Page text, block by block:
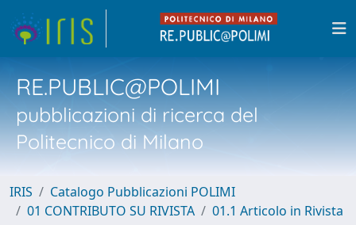
RE.PUBLIC@POLIMI
pubblicazioni di ricerca del
Politecnico di Milano
IRIS
Catalogo Pubblicazioni POLIMI
01 CONTRIBUTO SU RIVISTA
01.1 Articolo in Rivista